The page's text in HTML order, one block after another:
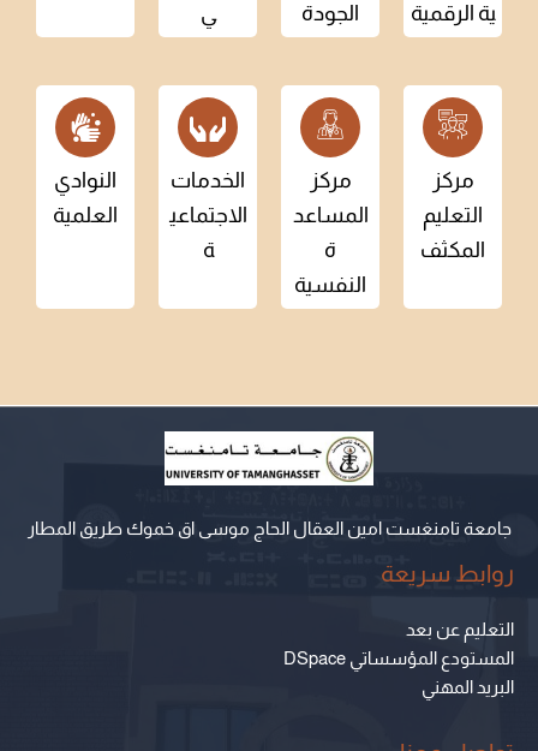
ية الرقمية
الجودة
ي
مركز
التعليم
المكثف
مركز
المساعد
ة
النفسية
الخدمات
الاجتماعي
ة
النوادي
العلمية
جامعة تامنغست امين العقال الحاج موسى اق خموك طريق المطار
روابط سريعة
التعليم عن بعد
المستودع المؤسساتي DSpace
البريد المهني